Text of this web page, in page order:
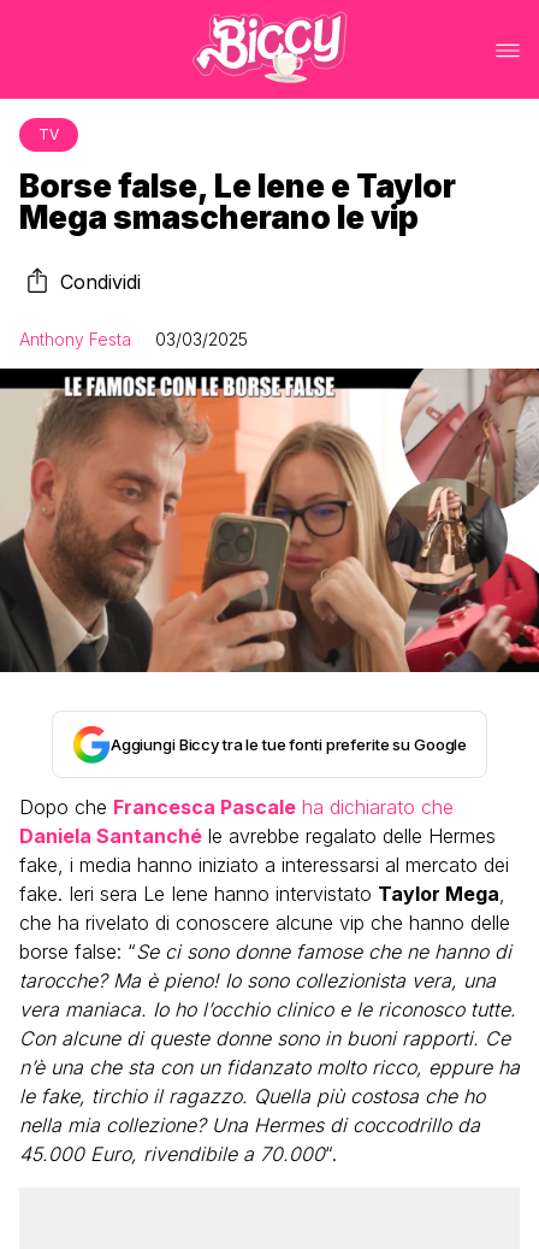
TV
Borse false, Le Iene e Taylor
Mega smascherano le vip
Condividi
Anthony Festa 03/03/2025
Aggiungi Biccy tra le tue fonti preferite su Google
Dopo che Francesca Pascale ha dichiarato che
Daniela Santanché le avrebbe regalato delle Hermes
fake, i media hanno iniziato a interessarsi al mercato dei
fake. Ieri sera Le Iene hanno intervistato Taylor Mega,
che ha rivelato di conoscere alcune vip che hanno delle
borse false: “Se ci sono donne famose che ne hanno di
tarocche? Ma è pieno! Io sono collezionista vera, una
vera maniaca. Io ho l’occhio clinico e le riconosco tutte.
Con alcune di queste donne sono in buoni rapporti. Ce
n’è una che sta con un fidanzato molto ricco, eppure ha
le fake, tirchio il ragazzo. Quella più costosa che ho
nella mia collezione? Una Hermes di coccodrillo da
45.000 Euro, rivendibile a 70.000“.